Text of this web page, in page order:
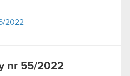
2022
nr 55/2022